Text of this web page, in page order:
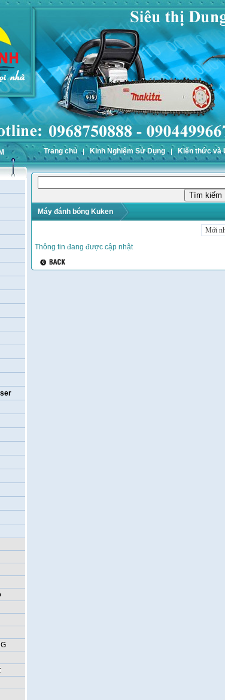
Trang chủ Kinh Nghiệm Sử Dụng Kiến thức và
Máy đánh bóng Kuken
Thông tin đang được cập nhật